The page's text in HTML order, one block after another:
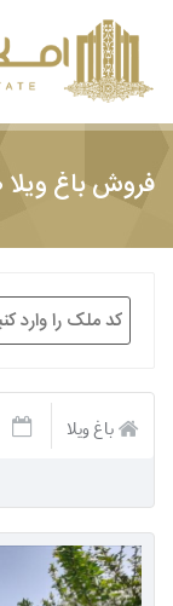
فروش باغ ویلا 1000 متری در بکه شهریار
باغ ویلا